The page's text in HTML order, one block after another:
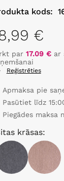
kods:
€
par 17.09 €ar
Reģistrēties
Apmaksa pie
Pasūtiet līdz
Piegādes maksa
krāsas: